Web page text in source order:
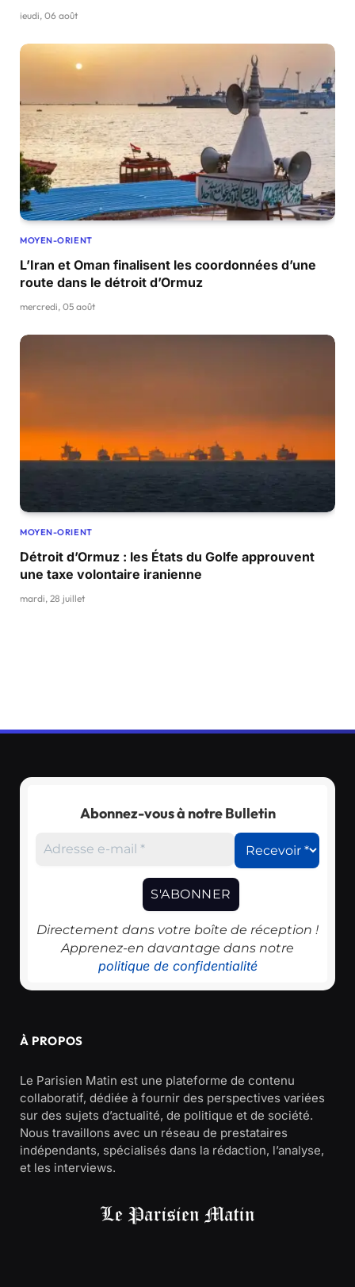
jeudi, 06 août
MOYEN-ORIENT
L’Iran et Oman finalisent les coordonnées d’une
route dans le détroit d’Ormuz
mercredi, 05 août
MOYEN-ORIENT
Détroit d’Ormuz : les États du Golfe approuvent
une taxe volontaire iranienne
mardi, 28 juillet
Abonnez-vous à notre Bulletin
Directement dans votre boîte de réception !
Apprenez-en davantage dans notre
politique de confidentialité
À PROPOS
Le Parisien Matin est une plateforme de contenu
collaboratif, dédiée à fournir des perspectives variées
sur des sujets d’actualité, de politique et de société.
Nous travaillons avec un réseau de prestataires
indépendants, spécialisés dans la rédaction, l’analyse,
et les interviews.